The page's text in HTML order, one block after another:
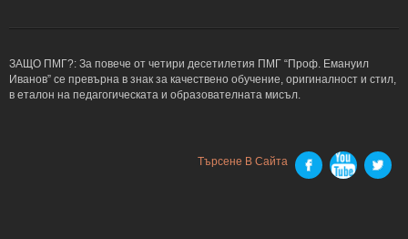
ЗАЩО ПМГ?: За повече от четири десетилетия ПМГ “Проф. Емануил
Иванов” се превърна в знак за качествено обучение, оригиналност и стил,
в еталон на педагогическата и образователната мисъл.
Търсене В Сайта